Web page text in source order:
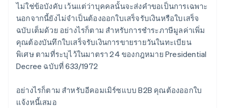
ไม่ใช่ข้อบังคับ เว้นแต่ว่าบุคคลนั้นจะส่งคําขอเป็นการเฉพาะ
นอกจากนี้ยังไม่จําเป็นต้องออกใบเสร็จรับเงินหรือใบเสร็จ
ฉบับเต็มด้วย อย่างไรก็ตาม สําหรับการชําระภาษีมูลค่าเพิ่ม
คุณต้องบันทึกใบเสร็จรับเงินการขายรายวันในทะเบียน
พิเศษ ตามที่ระบุไว้ในมาตรา 24 ของกฎหมาย Presidential
Decree ฉบับที่ 633/1972
อย่างไรก็ตาม สำหรับอีคอมเมิร์ซแบบ B2B คุณต้องออกใบ
แจ้งหนี้เสมอ